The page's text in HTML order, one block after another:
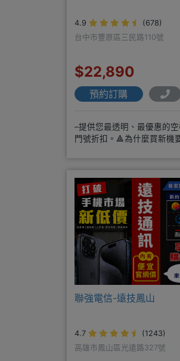
4.9
(678)
台中市豐原區三民路110號
$22,890
預約訂購
–提供您最透明、最優惠的
門號折扣。🔺為什麼買新機
聯強電信-遠技鳳山
4.7
(1243)
高雄市鳳山區光遠路327號